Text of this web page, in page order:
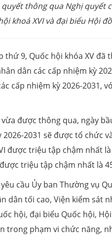
thông qua Nghị quyết
khoá XVI và đại biểu Hội
thứ 9, Quốc hội khóa XV
dân các cấp nhiệm kỳ
cấp nhiệm kỳ 2026-2031,
được thông qua, ngày
2026-2031 sẽ được tổ chức
được triệu tập chậm nhất
triệu tập chậm nhất là
cầu Ủy ban Thường vụ
dân tối cao, Viện kiểm sát
hội, đại biểu Quốc hội,
trong phạm vi chức năng,